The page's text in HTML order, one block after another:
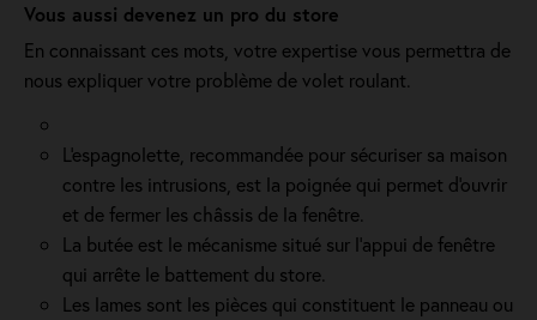
Vous aussi devenez un pro du store
En connaissant ces mots, votre expertise vous permettra de
nous expliquer votre problème de volet roulant.
L'espagnolette, recommandée pour sécuriser sa maison
contre les intrusions, est la poignée qui permet d'ouvrir
et de fermer les châssis de la fenêtre.
La butée est le mécanisme situé sur l’appui de fenêtre
qui arrête le battement du store.
Les lames sont les pièces qui constituent le panneau ou